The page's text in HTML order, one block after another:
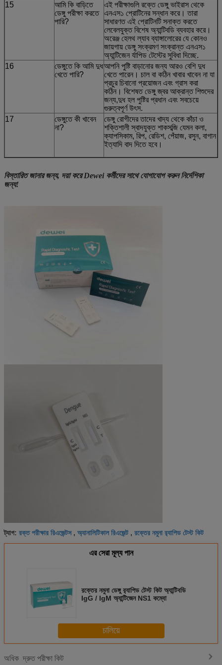
15
আমি কি বাড়িতে
ডেঙ্গু পরীক্ষা করতে
পারি?
এই পরীক্ষাগুলি রক্তে ডেঙ্গু ভাইরাস থেকে
এনএস১ প্রোটিনের সন্ধান করে। তারা
সাধারণত এই প্রোটিনটি সনাক্ত করতে
লেবেলযুক্ত বিশেষ অ্যান্টিবডি ব্যবহার করে।
অরেঞ্জ হেলথ ল্যাব ব্যাঙ্গালোরের যে কোনও
জায়গায় ডেঙ্গু সংক্রমণ সংক্রান্ত এনএস১
অ্যান্টিজেন র্যাপিড টেস্টের সুবিধা দিচ্ছে.
16
ডেঙ্গুতে কি আমি দুধ
খেতে পারি?
আপনি পুষ্টি বাড়ানোর জন্য আরও বেশি দুধ
খেতে পারেন। চাল বা কঠিন খাবার খাবেন না যা
প্রচুর চিবানো প্রয়োজন এবং গ্রাস করা
কঠিন। বিশেষত ডেঙ্গু জ্বর আক্রান্ত শিশুদের
জন্য,দুধ হল পুষ্টির প্রধান এবং সবচেয়ে
গুরুত্বপূর্ণ উৎস.
17
ডেঙ্গুতে কী খাবেন
না?
ডেঙ্গু রোগীদের তাদের খাদ্য থেকে কাঁচা ও
শক্তিশালী স্বাদযুক্ত শাকসব্জি যেমন কলা,
ক্যাপসিকাম, রিপ, রেডিশ, পেঁয়াজ, রসুন, বাগান
ইত্যাদি বাদ দিতে হবে।
বিস্তারিত জানার জন্য, দয়া করে Dewei কর্মীদের সাথে যোগাযোগ করুন নির্দেশিকা
জন্য!
ট্যাগ: রক্ত পরীক্ষার রিএজেন্টস, অ্যানালিটিকাল রিএজেন্ট , রক্তের নমুনা র‍্যাপিড টেস্ট কিট
এর সেরা মূল্য পান
রক্তের নমুনা ডেঙ্গু র‍্যাপিড টেস্ট কিট অ্যান্টিবডি
IgG / IgM অ্যান্টিজেন NS1 কম্বো
চালিয়ে
অধিকদ্রুত পরীক্ষা কিট